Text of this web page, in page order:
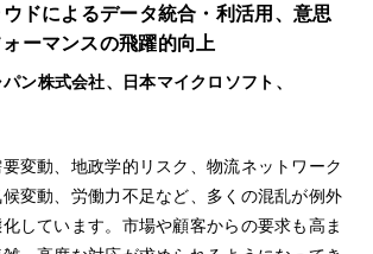
ドによるデータ統合・利活用、意思
ーマンスの飛躍的向上
ン株式会社、日本マイクロソフト、
変動、地政学的リスク、物流ネットワーク
変動、労働力不足など、多くの混乱が例外
しています。市場や顧客からの要求も高ま